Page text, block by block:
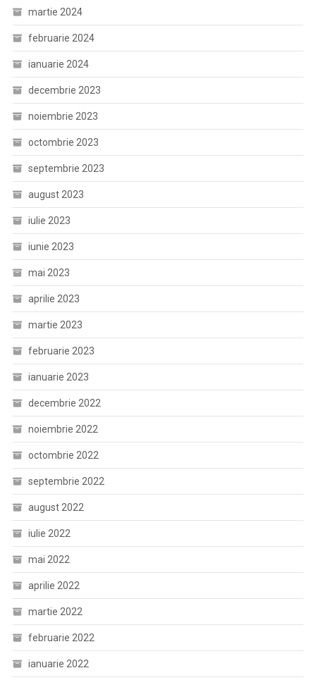
martie 2024
februarie 2024
ianuarie 2024
decembrie 2023
noiembrie 2023
octombrie 2023
septembrie 2023
august 2023
iulie 2023
iunie 2023
mai 2023
aprilie 2023
martie 2023
februarie 2023
ianuarie 2023
decembrie 2022
noiembrie 2022
octombrie 2022
septembrie 2022
august 2022
iulie 2022
mai 2022
aprilie 2022
martie 2022
februarie 2022
ianuarie 2022